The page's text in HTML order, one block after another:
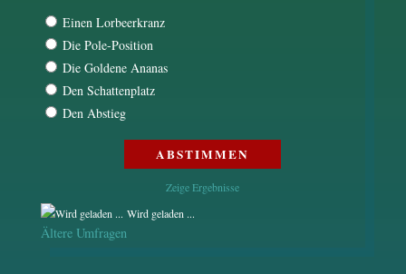
Einen Lorbeerkranz
Die Pole-Position
Die Goldene Ananas
Den Schattenplatz
Den Abstieg
Zeige Ergebnisse
Wird geladen ...
Ältere Umfragen